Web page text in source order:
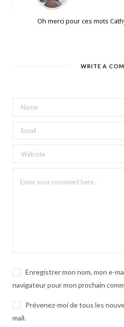
Oh merci pour ces mots
WRITE A
Enregistrer mon nom, mon e-
navigateur pour mon prochain
Prévenez-moi de tous les
mail.